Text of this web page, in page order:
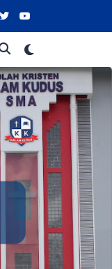
SURAKARTA,